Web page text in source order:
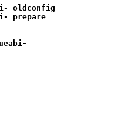
oldconfig
prepare